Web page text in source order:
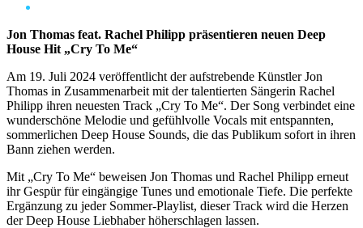
Jon Thomas feat. Rachel Philipp präsentieren neuen Deep
House Hit „Cry To Me“
Am 19. Juli 2024 veröffentlicht der aufstrebende Künstler Jon
Thomas in Zusammenarbeit mit der talentierten Sängerin Rachel
Philipp ihren neuesten Track „Cry To Me“. Der Song verbindet eine
wunderschöne Melodie und gefühlvolle Vocals mit entspannten,
sommerlichen Deep House Sounds, die das Publikum sofort in ihren
Bann ziehen werden.
Mit „Cry To Me“ beweisen Jon Thomas und Rachel Philipp erneut
ihr Gespür für eingängige Tunes und emotionale Tiefe. Die perfekte
Ergänzung zu jeder Sommer-Playlist, dieser Track wird die Herzen
der Deep House Liebhaber höherschlagen lassen.